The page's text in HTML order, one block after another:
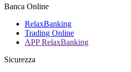
Banca Online
RelaxBanking
Trading Online
APP RelaxBanking
Sicurezza